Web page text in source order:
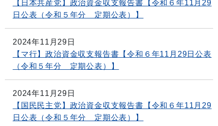
【日本共産党】政治資金収支報告書【令和６年11月29
日公表（令和５年分 定期公表）】
2024年11月29日
【マ行】政治資金収支報告書【令和６年11月29日公表
（令和５年分 定期公表）】
2024年11月29日
【国民民主党】政治資金収支報告書【令和６年11月29
日公表（令和５年分 定期公表）】